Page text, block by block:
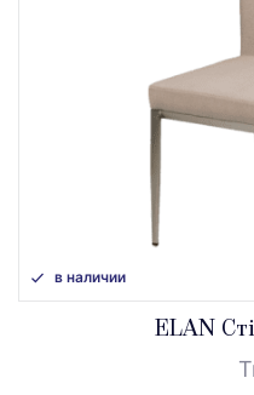
в наличии
ELAN